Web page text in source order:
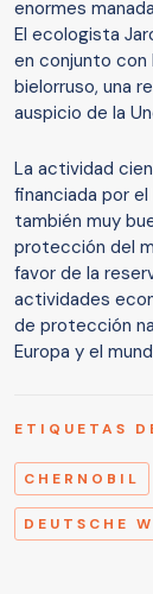
enormes
El ecologista
en conjunto con
bielorruso, una
auspicio de la
La actividad
financiada por el
también muy
protección del
favor de la
actividades
de protección
Europa y el
ETIQUETAS
CHERNOBIL
DEUTSCHE